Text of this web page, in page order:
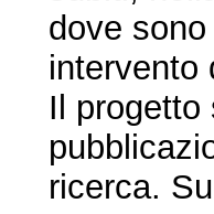
dove
intervento
Il progetto
ricerca.